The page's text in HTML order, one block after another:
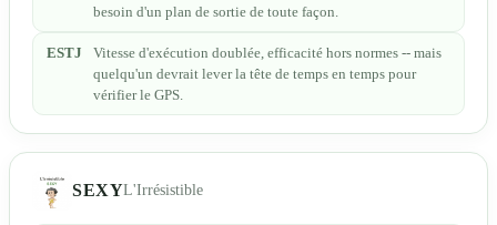
besoin d'un plan de sortie de toute façon.
ESTJ
Vitesse d'exécution doublée, efficacité hors normes -- mais
quelqu'un devrait lever la tête de temps en temps pour
vérifier le GPS.
SEXYL'Irrésistible